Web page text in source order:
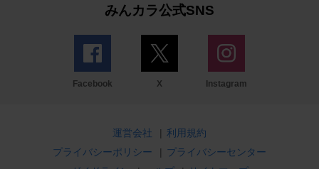
みんカラ公式SNS
Facebook X Instagram
運営会社 | 利用規約
プライバシーポリシー
| プライバシーセンター